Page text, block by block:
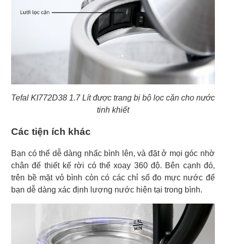
Tefal KI772D38 1.7 Lít được trang bị bộ lọc cặn cho nước
tinh khiết
Các tiện ích khác
Bạn có thể dễ dàng nhấc bình lên, và đặt ở mọi góc nhờ
chân đế thiết kế rời có thể xoay 360 độ. Bên cạnh đó,
trên bề mặt vỏ bình còn có các chỉ số đo mực nước để
bạn dễ dàng xác định lượng nước hiện tại trong bình.